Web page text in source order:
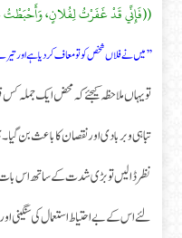
((فَإِنِّي قَدْ غَفَرْتُ لِفُلانٍ، وَأَحْبَطْتُ
’’ میں نے فلاں شخص کو تو معاف کر دیا ہے اور
تو یہاں ملاحظہ کیجئے کہ محض ایک جملہ
تباہی و بربادی اور نقصان کا باعث بن
نظر ڈالیں تو بڑی شدت کے ساتھ اس بات
لئے اس کے بے احتیاط استعمال کی